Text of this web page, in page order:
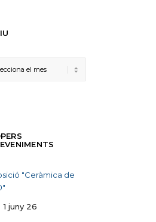
"Ceràmica de
1 juny 26